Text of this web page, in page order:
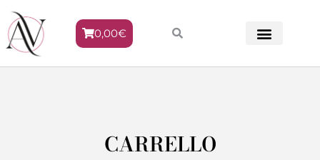
0,00€
CARRELLO